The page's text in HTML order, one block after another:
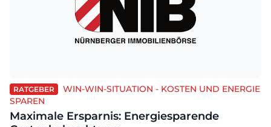
RATGEBER
WIN-WIN-SITUATION - KOSTEN UND ENERGIE
SPAREN
Maximale Ersparnis: Energiesparende